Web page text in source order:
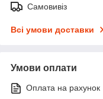
Самовивіз
Всі умови доставки
Умови оплати
Оплата на рахунок